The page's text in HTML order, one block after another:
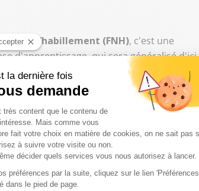
de l’habillement (FNH), c'est une
d'apprentissage, qui sera généralisé d'ici
score textile et à quoi
informe sur l’impact environnemental
des achats plus responsables et
vie : matières premières utilisées,